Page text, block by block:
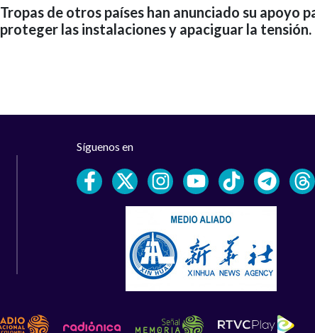
Tropas de otros países han anunciado su apoyo
proteger las instalaciones y apaciguar la tensión.
Síguenos en